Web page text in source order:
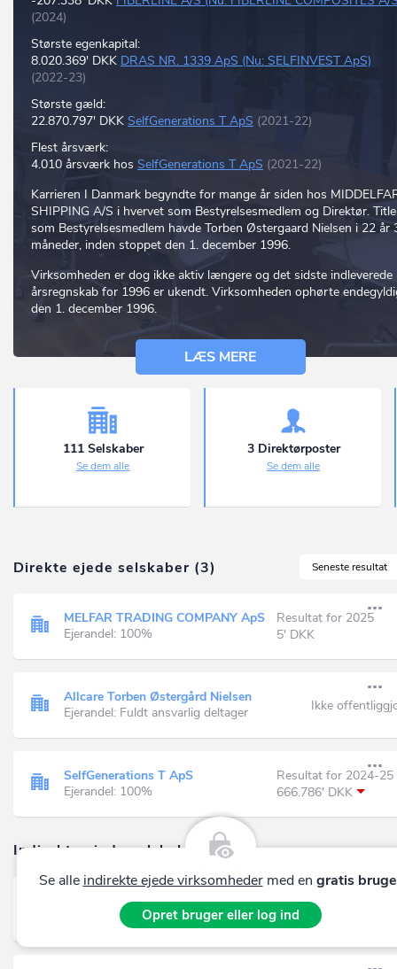
(2024)
Største egenkapital:
8.020.369' DKK DRAS NR. 1339 ApS (Nu: SELFINVEST ApS)
(2022-23)
Største gæld:
22.870.797' DKK SelfGenerations T ApS (2021-22)
Flest årsværk:
4.010 årsværk hos SelfGenerations T ApS (2021-22)
Karrieren I Danmark begyndte for mange år siden hos
SHIPPING A/S i hvervet som Bestyrelsesmedlem og Direktør.
som Bestyrelsesmedlem havde Torben Østergaard Nielsen i 22 år
måneder, inden stoppet den 1. december 1996.
Virksomheden er dog ikke aktiv længere og det sidste indleverede
årsregnskab for 1996 er ukendt. Virksomheden ophørte
den 1. december 1996.
LÆS MERE
111 Selskaber
Se dem alle
3 Direktørposter
Se dem alle
Seneste resultat
Direkte ejede selskaber (3)
MELFAR TRADING COMPANY ApS
Ejerandel: 100%
Resultat for 2025
5' DKK
Allcare Torben Østergård Nielsen
Ejerandel: Fuldt ansvarlig deltager
Ikke
SelfGenerations T ApS
Ejerandel: 100%
Resultat for 2024-25
666.786' DKK
Indirekte ejede selskaber (108)
SELFINVEST ApS
Via SelfGenerations T ApS
Resultat for 2025-26
880.476' DKK
Se alle indirekte ejede virksomhedermed en gratis
Opret bruger eller log ind